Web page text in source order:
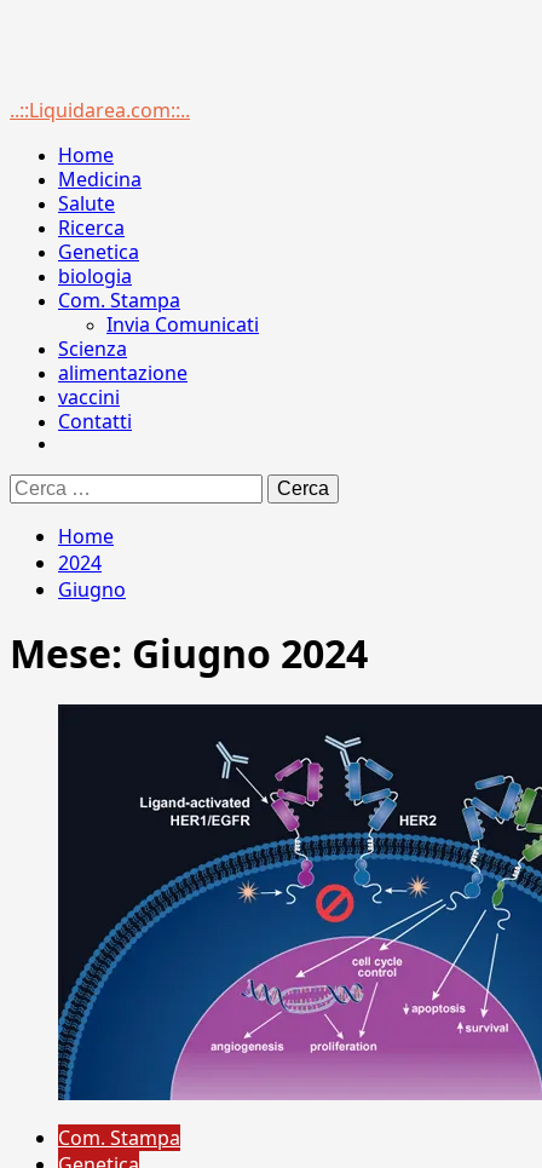
Menu
..::Liquidarea.com::..
Home
Medicina
Salute
Ricerca
Genetica
biologia
Com. Stampa
Invia Comunicati
Scienza
alimentazione
vaccini
Contatti
Ricerca
per:
Home
2024
Giugno
Mese: Giugno 2024
Com. Stampa